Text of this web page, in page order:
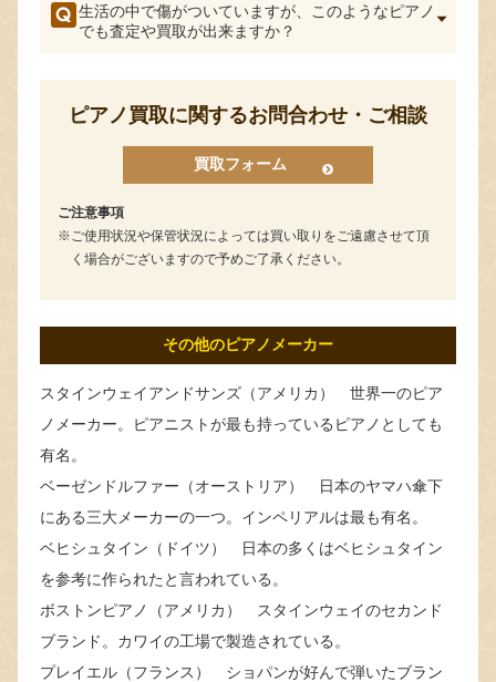
生活の中で傷がついていますが、このようなピアノ
でも査定や買取が出来ますか？
ピアノ買取に関するお問合わせ・ご相談
買取フォーム
ご注意事項
ご使用状況や保管状況によっては買い取りをご遠慮させて頂
く場合がございますので予めご了承ください。
その他のピアノメーカー
スタインウェイアンドサンズ（アメリカ） 世界一のピア
ノメーカー。ピアニストが最も持っているピアノとしても
有名。
ベーゼンドルファー（オーストリア） 日本のヤマハ傘下
にある三大メーカーの一つ。インペリアルは最も有名。
ベヒシュタイン（ドイツ） 日本の多くはベヒシュタイン
を参考に作られたと言われている。
ボストンピアノ（アメリカ） スタインウェイのセカンド
ブランド。カワイの工場で製造されている。
プレイエル（フランス） ショパンが好んで弾いたブラン